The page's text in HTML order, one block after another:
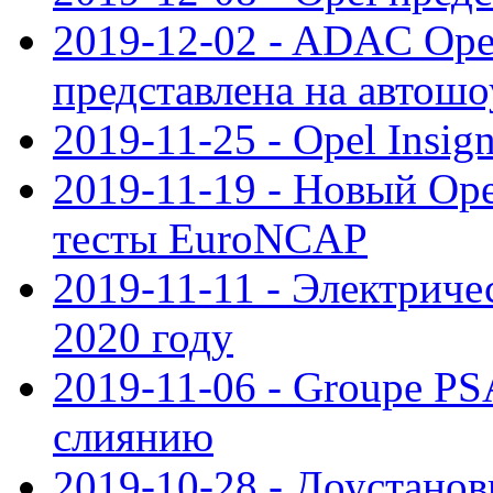
2019-12-02 - ADAC
представлена на
2019-11-25 - Opel
2019-11-19 - Новый
тесты EuroNCAP
2019-11-11 -
2020 году
2019-11-06 - Groupe
слиянию